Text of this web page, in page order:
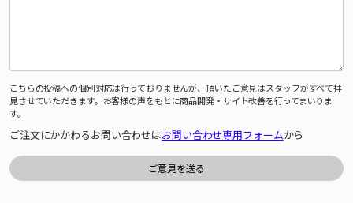
こちらの投稿への個別対応は行っておりませんが、頂いたご意見はスタッフがすべて拝
見させていただきます。お客様の声をもとに商品開発・サイト改善を行ってまいりま
す。
ご注文にかかわるお問い合わせはお問い合わせ専用フォームから